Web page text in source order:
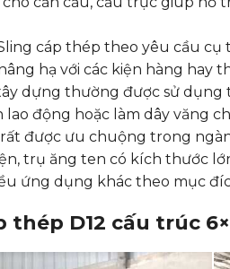
cáp thép theo yêu cầu
hạ với các kiện hàng hay
dựng thường được sử
lao động hoặc làm dây văng
được ưu chuộng trong
trụ ăng ten có kích thước
ứng dụng khác theo mục
thép D12 cấu trúc